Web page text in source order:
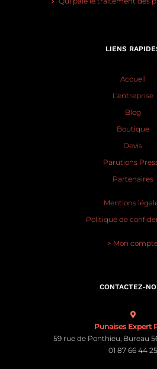
LIENS
Accueil
L’entreprise
Blog
Boutique
Devis
Parutions
Partenaires
Mentions
Politique de
> Mon
CONTACTEZ-
Punaises Expert
59 rue de Ponthieu, Bureau
01 87 66 44 25